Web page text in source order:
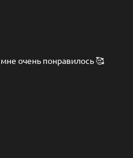
очень понравилось 🥰